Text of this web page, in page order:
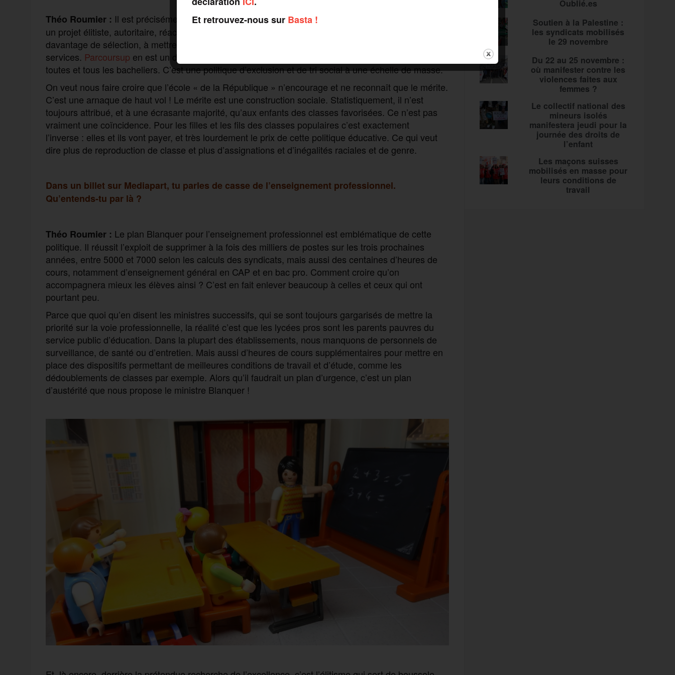
Théo Roumier : Il est précisément à l’exact opposé d’une école où l’égalité serait au centre. C’est
un projet élitiste, autoritaire, réactionnaire et libéral. Tous les projets ministériels visent à revenir à
davantage de sélection, à mettre en concurrence les individus comme les établissements et les
services. Parcoursup en est un des exemples : c’est officiel, la fac n’est désormais plus ouverte à
toutes et tous les bacheliers. C’est une politique d’exclusion et de tri social à une échelle de masse.
On veut nous faire croire que l’école « de la République » n’encourage et ne reconnaît que le mérite.
C’est une arnaque de haut vol ! Le mérite est une construction sociale. Statistiquement, il n’est
toujours attribué, et à une écrasante majorité, qu’aux enfants des classes favorisées. Ce n’est pas
vraiment une coïncidence. Pour les filles et les fils des classes populaires c’est exactement
l’inverse : elles et ils vont payer, et très lourdement le prix de cette politique éducative. Ce qui veut
dire plus de reproduction de classe et plus d’assignations et d’inégalités raciales et de genre.
Dans un billet sur Mediapart, tu parles de casse de l’enseignement professionnel.
Qu’entends-tu par là ?
Théo Roumier : Le plan Blanquer pour l’enseignement professionnel est emblématique de cette
politique. Il réussit l’exploit de supprimer à la fois des milliers de postes sur les trois prochaines
années, entre 5000 et 7000 selon les calculs des syndicats, mais aussi des centaines d’heures de
cours, notamment d’enseignement général en CAP et en bac pro. Comment croire qu’on
accompagnera mieux les élèves ainsi ? C’est en fait enlever beaucoup à celles et ceux qui ont
pourtant peu.
Parce que quoi qu’en disent les ministres successifs, qui se sont toujours gargarisés de mettre la
priorité sur la voie professionnelle, la réalité c’est que les lycées pros sont les parents pauvres du
service public d’éducation. Dans la plupart des établissements, nous manquons de personnels de
surveillance, de santé ou d’entretien. Mais aussi d’heures de cours supplémentaires pour mettre en
place des dispositifs permettant de meilleures conditions de travail et d’étude, comme les
dédoublements de classes par exemple. Alors qu’il faudrait un plan d’urgence, c’est un plan
d’austérité que nous propose le ministre Blanquer !
Oublié.es
Soutien à la Palestine :
les syndicats mobilisés
le 29 novembre
Du 22 au 25 novembre :
où manifester contre les
violences faites aux
femmes ?
Le collectif national des
mineurs isolés
manifestera jeudi pour la
journée des droits de
l’enfant
Les maçons suisses
mobilisés en masse pour
leurs conditions de
travail
Et retrouvez-nous sur Basta !